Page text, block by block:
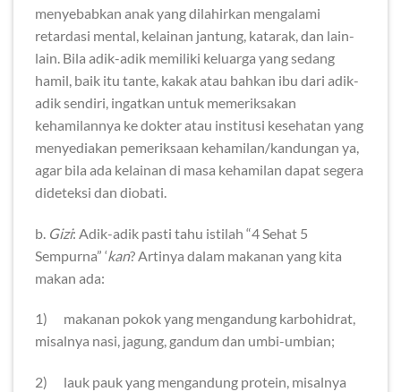
menyebabkan anak yang dilahirkan mengalami
retardasi mental, kelainan jantung, katarak, dan lain-
lain. Bila adik-adik memiliki keluarga yang sedang
hamil, baik itu tante, kakak atau bahkan ibu dari adik-
adik sendiri, ingatkan untuk memeriksakan
kehamilannya ke dokter atau institusi kesehatan yang
menyediakan pemeriksaan kehamilan/kandungan ya,
agar bila ada kelainan di masa kehamilan dapat segera
dideteksi dan diobati.
b. Gizi: Adik-adik pasti tahu istilah “4 Sehat 5
Sempurna” ‘kan? Artinya dalam makanan yang kita
makan ada:
1) makanan pokok yang mengandung karbohidrat,
misalnya nasi, jagung, gandum dan umbi-umbian;
2) lauk pauk yang mengandung protein, misalnya